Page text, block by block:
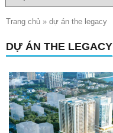
Trang chủ » dự án the legacy
DỰ ÁN THE LEGACY